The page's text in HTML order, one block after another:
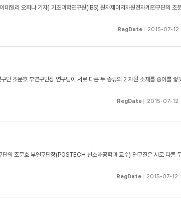
일리 오희나 기자] 기초과학연구원(IBS) 원자제어저차원전자계연구단의 조
RegDate 2015-07-12
조문호 부연구단장 연구팀이 서로 다른 두 종류의 2 차원 소재를 종이를 쌓
RegDate 2015-07-12
의 조문호 부연구단장(POSTECH 신소재공학과 교수) 연구진은 서로 다른
RegDate 2015-07-12